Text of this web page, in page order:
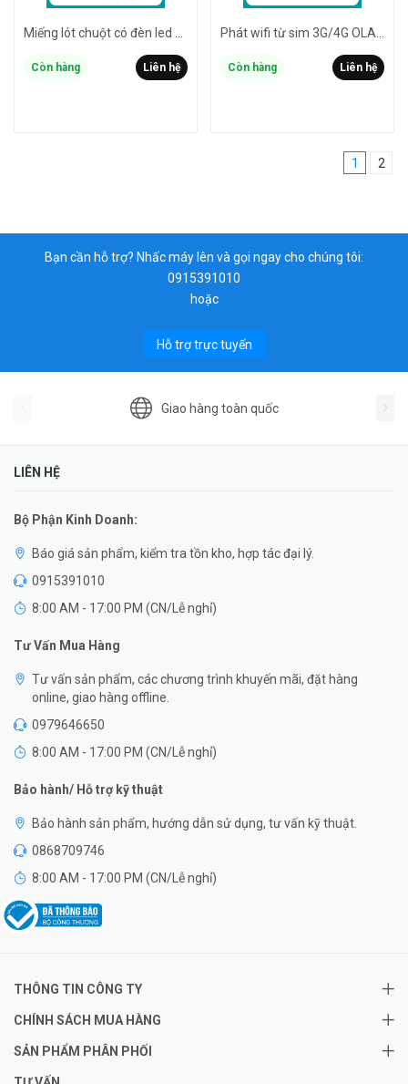
Còn hàng Liên hệ Còn hàng Liên hệ
1 2
Bạn cần hỗ trợ? Nhấc máy lên và gọi ngay cho chúng tôi:
0915391010
hoặc
Hỗ trợ trực tuyến
Giao hàng toàn quốc
LIÊN HỆ
Bộ Phận Kinh Doanh:
Báo giá sản phẩm, kiểm tra tồn kho, hợp tác đại lý.
0915391010
8:00 AM - 17:00 PM (CN/Lễ nghỉ)
Tư Vấn Mua Hàng
Tư vấn sản phẩm, các chương trình khuyến mãi, đặt hàng
online, giao hàng offline.
0979646650
8:00 AM - 17:00 PM (CN/Lễ nghỉ)
Bảo hành/ Hỗ trợ kỹ thuật
Bảo hành sản phẩm, hướng dẫn sử dụng, tư vấn kỹ thuật.
0868709746
8:00 AM - 17:00 PM (CN/Lễ nghỉ)
THÔNG TIN CÔNG TY
CHÍNH SÁCH MUA HÀNG
SẢN PHẨM PHÂN PHỐI